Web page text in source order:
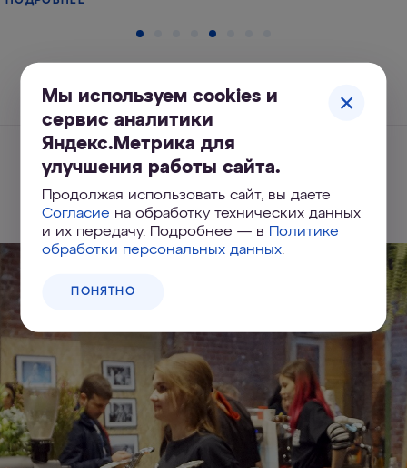
Похожие статьи
Мы используем cookies и
сервис аналитики
Яндекс.Метрика для
улучшения работы сайта.
Продолжая использовать сайт, вы даете
Согласие на обработку технических данных
и их передачу. Подробнее — в
Политике
обработки персональных данных.
ПОНЯТНО